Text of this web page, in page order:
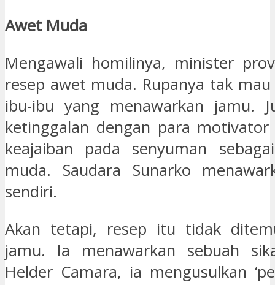
Awet Muda
Mengawali homilinya, minister
resep awet muda. Rupanya tak
ibu-ibu yang menawarkan jamu.
ketinggalan dengan para
keajaiban pada senyuman
muda. Saudara Sunarko
sendiri.
Akan tetapi, resep itu tidak
jamu. Ia menawarkan sebuah
Helder Camara, ia mengusulkan